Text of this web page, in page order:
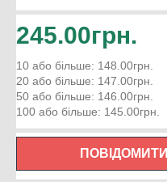
245.00грн.
10 або більше: 148.00грн.
20 або більше: 147.00грн.
50 або більше: 146.00грн.
100 або більше: 145.00грн.